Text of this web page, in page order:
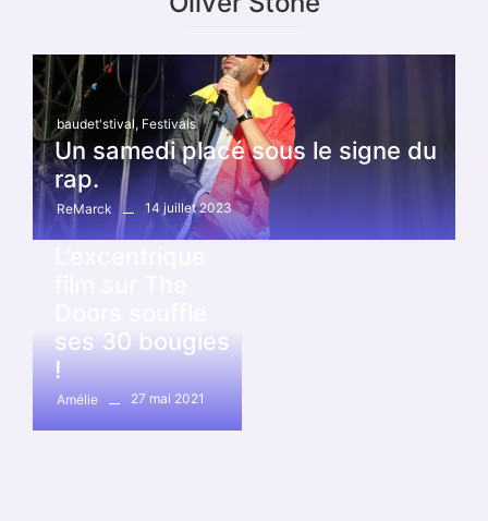
baudet'stival, Festivals
Un samedi placé sous le signe du
rap.
ReMarck
14 juillet 2023
Autres
ses 30 bougies
!
Amélie 27 mai 2021